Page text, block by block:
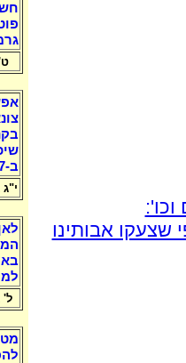
אבותינו
ט'
ב-17 למרץ
י"ג
ל'